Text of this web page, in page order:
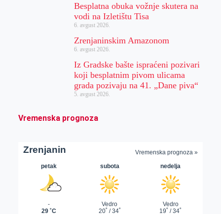
Besplatna obuka vožnje skutera na
vodi na Izletištu Tisa
6. avgust 2026.
Zrenjaninskim Amazonom
6. avgust 2026.
Iz Gradske bašte ispraćeni pozivari
koji besplatnim pivom ulicama
grada pozivaju na 41. „Dane piva“
5. avgust 2026.
Vremenska prognoza